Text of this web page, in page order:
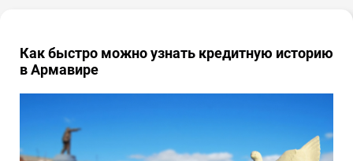
Как быстро можно узнать кредитную историю
в Армавире